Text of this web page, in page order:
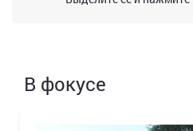
В фокусе